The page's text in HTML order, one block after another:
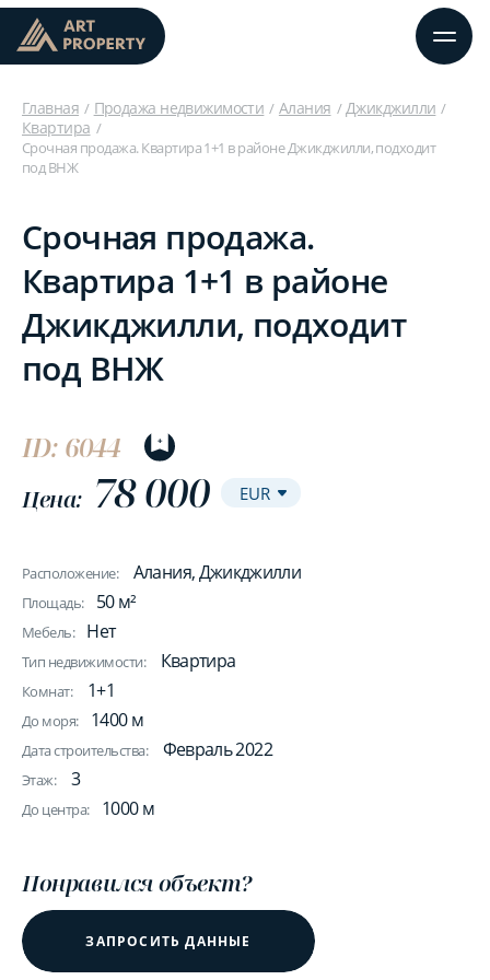
Главная Продажа недвижимости Алания
Джикджилли
Квартира
Срочная продажа. Квартира 1+1 в районе Джикджилли, подходит
под ВНЖ
Срочная продажа.
Квартира 1+1 в районе
Джикджилли, подходит
под ВНЖ
ID: 6044
Цена: 78 000
Расположение: Алания, Джикджилли
Площадь: 50 м²
Мебель: Нет
Тип недвижимости: Квартира
Комнат: 1+1
До моря: 1400 м
Дата строительства: Февраль 2022
Этаж: 3
До центра: 1000 м
Понравился объект?
ЗАПРОСИТЬ ДАННЫЕ